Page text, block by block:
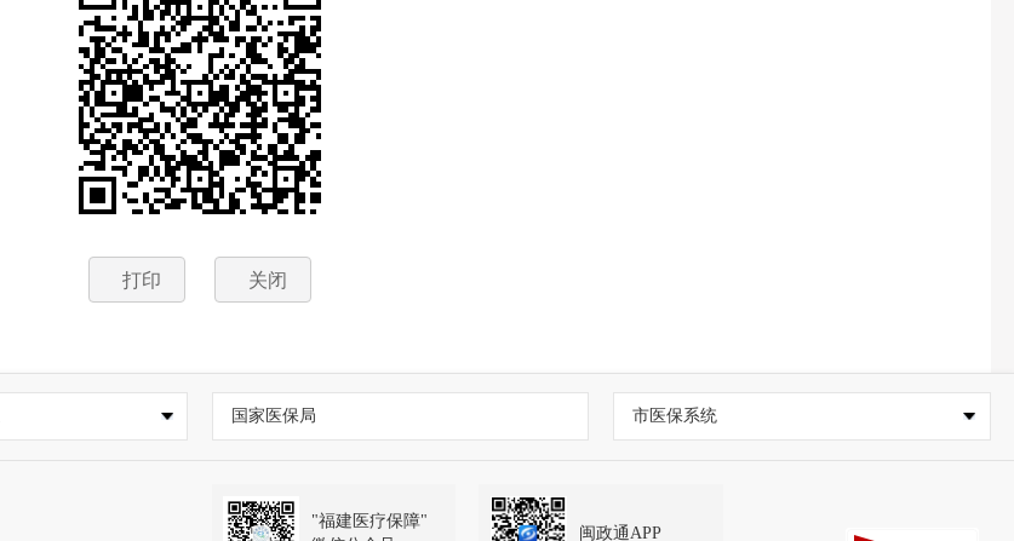
打印 关闭
国家医保局 市医保系统
"福建医疗保障"
闽政通APP